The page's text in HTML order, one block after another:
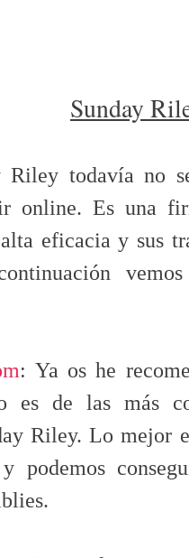
Sunday
Riley todavía no
online. Es una
eficacia y sus
: Ya os he
es de las más
Riley. Lo mejor
podemos